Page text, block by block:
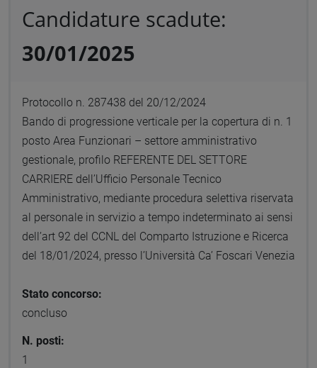
Candidature scadute:
30/01/2025
Protocollo n. 287438 del 20/12/2024
Bando di progressione verticale per la copertura di n. 1
posto Area Funzionari – settore amministrativo
gestionale, profilo REFERENTE DEL SETTORE
CARRIERE dell’Ufficio Personale Tecnico
Amministrativo, mediante procedura selettiva riservata
al personale in servizio a tempo indeterminato ai sensi
dell’art 92 del CCNL del Comparto Istruzione e Ricerca
del 18/01/2024, presso l’Università Ca’ Foscari Venezia
Stato concorso:
concluso
N. posti:
1